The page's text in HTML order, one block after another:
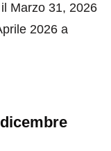
Marzo 31, 2026
2026 a